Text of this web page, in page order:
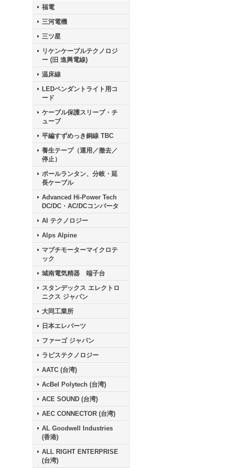
福電
三河電機
三ツ星
リケンケーブルテクノロジ
ー (旧 進興電線)
温床線
LEDペンダントライト用コ
ード
ケーブル保護スリーブ・チ
ューブ
平編すずめっき銅線 TBC
養生テープ（運用／撤去／
停止）
ポールランタン、分岐・延
長ケーブル
Advanced Hi-Power Tech
DC/DC・AC/DCコンバータ
AI テクノロジー
Alps Alpine
マブチモーターマイクロテ
ック
城南電気精器 端子台
スタンデックス エレクトロ
ニクス ジャパン
大同工業所
日本エレパーツ
ファーゴ ジャパン
ラピステクノロジー
AATC (台湾)
AcBel Polytech (台湾)
ACE SOUND (台湾)
AEC CONNECTOR (台湾)
AL Goodwell Industries
(香港)
ALL RIGHT ENTERPRISE
(台湾)